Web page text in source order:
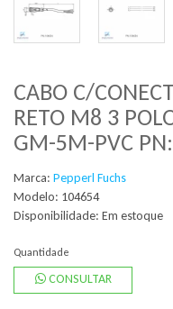
CABO C/
RETO M8 3
GM-5M-PVC
Marca: Pepperl Fuchs
Modelo: 104654
Disponibilidade: Em estoque
Quantidade
CONSULTAR